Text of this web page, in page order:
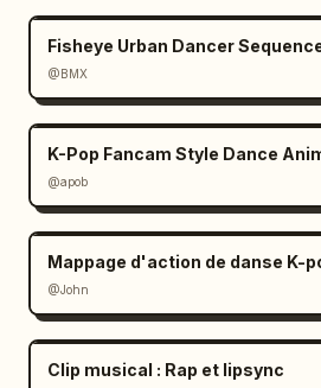
Fisheye Urban Dancer
@BMX
K-Pop Fancam Style Dance
@apob
@John
Clip musical : Rap et lipsync